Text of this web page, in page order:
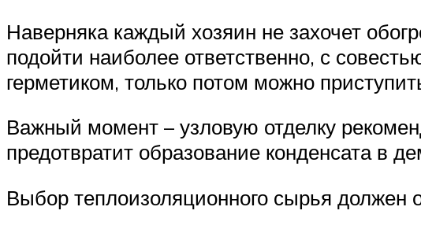
Наверняка каждый хозяин не захочет
подойти наиболее ответственно, с
герметиком, только потом можно
Важный момент – узловую отделку
предотвратит образование конденсата в
Выбор теплоизоляционного сырья должен